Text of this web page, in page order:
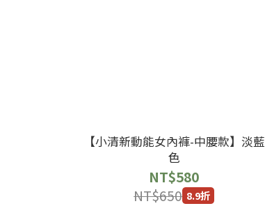
【小清新動能女內褲-中腰款】淡藍
色
NT$580
NT$650 8.9折